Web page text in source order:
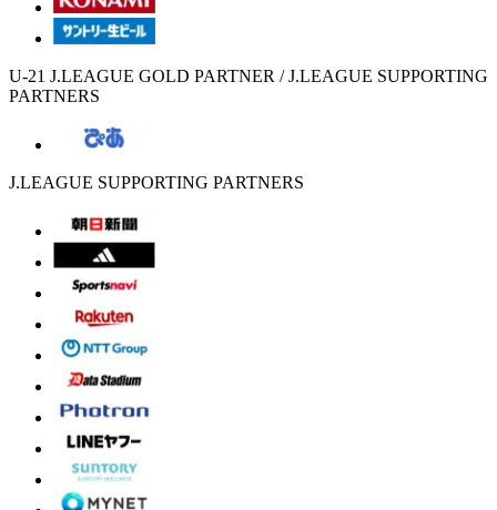
U-21 J.LEAGUE GOLD PARTNER / J.LEAGUE SUPPORTING
PARTNERS
J.LEAGUE SUPPORTING PARTNERS